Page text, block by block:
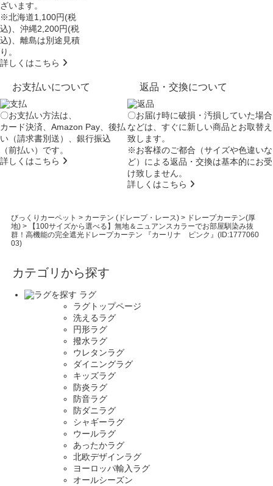
ざいます。
※北海道1,100円(税
込)、沖縄2,200円(税
込)、離島は別途見積
り。
詳しくはこちら
お支払いについて
〇お支払い方法は、
カード決済、Amazon Pay、後払
い（請求書別送）、銀行振込
（前払い）です。
詳しくはこちら
返品・交換について
〇お届け時に破損・汚損していた場合
などは、すぐに新しい商品とお取替え
致します。
※お客様のご都合（サイズや色違いな
ど）による返品・交換は基本的にお受
け致しません。
詳しくはこちら
びっくりカーペット > カーテン (ドレープ・レース)> ドレープカーテン(厚
地)>
【100サイズから選べる】無地＆ニュアンスカラーでお部屋馴染み抜
群！高機能の完全遮光ドレープカーテン 『カーリナ ピンク』(ID:1777060
03)
カテゴリから探す
ラグ
ラグトップページ
洗えるラグ
円形ラグ
撥水ラグ
ウレタンラグ
ダイニングラグ
キッズラグ
防炎ラグ
防音ラグ
防ダニラグ
シャギーラグ
ウールラグ
あったかラグ
北欧デザインラグ
ヨーロッパ輸入ラグ
オールシーズン